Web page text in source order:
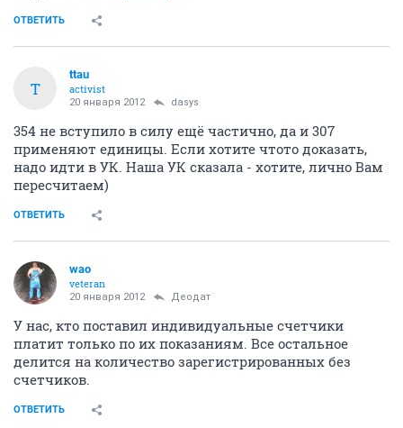
ОТВЕТИТЬ
T
ttau
activist
20 января 2012 dasys
354 не вступило в силу ещё частично, да и 307
применяют единицы. Если хотите чтото доказать,
надо идти в УК. Наша УК сказала - хотите, лично Вам
пересчитаем)
ОТВЕТИТЬ
wao
veteran
20 января 2012 Деодат
У нас, кто поставил индивидуальные счетчики
платит только по их показаниям. Все остальное
делится на количество зарегистрированных без
счетчиков.
ОТВЕТИТЬ